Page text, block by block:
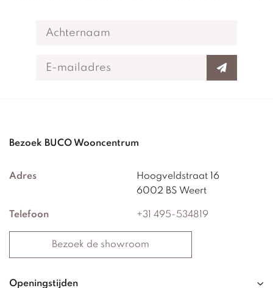
Bezoek BUCO Wooncentrum
Adres
Hoogveldstraat 16
6002 BS Weert
Telefoon +31 495-534819
Bezoek de showroom
Openingstijden